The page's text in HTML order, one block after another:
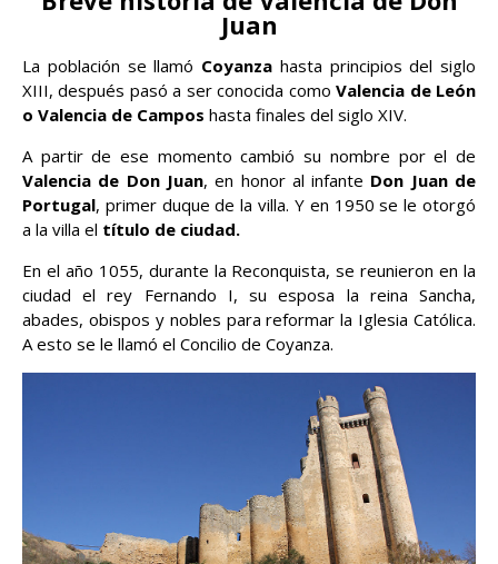
Juan
La población se llamó Coyanza hasta principios del siglo
XIII, después pasó a ser conocida comoValencia de León
o Valencia de Campos hasta finales del siglo XIV.
A partir de ese momento cambió su nombre por el de
Valencia de Don Juan, en honor al infante Don Juan de
Portugal, primer duque de la villa. Y en 1950 se le otorgó
a la villa el título de ciudad.
En el año 1055, durante la Reconquista, se reunieron en la
ciudad el rey Fernando I, su esposa la reina Sancha,
abades, obispos y nobles para reformar la Iglesia Católica.
A esto se le llamó el Concilio de Coyanza.